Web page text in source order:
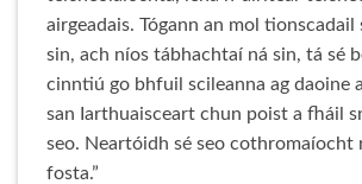
airgeadais. Tógann an mol tionscadail
sin, ach níos tábhachtaí ná sin, tá sé
cinntiú go bhfuil scileanna ag daoine
san Iarthuaisceart chun poist a fháil
seo. Neartóidh sé seo cothromaíocht
fosta.”